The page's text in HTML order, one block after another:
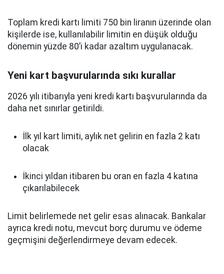
Toplam kredi kartı limiti 750 bin liranın üzerinde olan
kişilerde ise, kullanılabilir limitin en düşük olduğu
dönemin yüzde 80’i kadar azaltım uygulanacak.
Yeni kart başvurularında sıkı kurallar
2026 yılı itibarıyla yeni kredi kartı başvurularında da
daha net sınırlar getirildi.
İlk yıl kart limiti, aylık net gelirin en fazla 2 katı
olacak
İkinci yıldan itibaren bu oran en fazla 4 katına
çıkarılabilecek
Limit belirlemede net gelir esas alınacak. Bankalar
ayrıca kredi notu, mevcut borç durumu ve ödeme
geçmişini değerlendirmeye devam edecek.